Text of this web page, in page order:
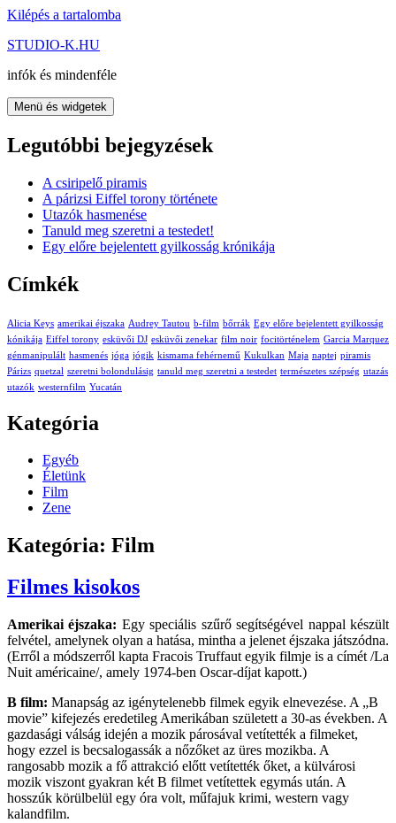
Kilépés a tartalomba
STUDIO-K.HU
infók és mindenféle
Menü és widgetek
Legutóbbi bejegyzések
A csiripelő piramis
A párizsi Eiffel torony története
Utazók hasmenése
Tanuld meg szeretni a testedet!
Egy előre bejelentett gyilkosság krónikája
Címkék
Alicia Keys amerikai éjszaka Audrey Tautou b-film bőrrák Egy előre bejelentett gyilkosság
kónikája Eiffel torony esküvői DJ esküvői zenekar film noir focitörténelem Garcia Marquez
génmanipulált hasmenés jóga jógik kismama fehérnemű Kukulkan Maja naptej piramis
Párizs quetzal szeretni bolondulásig tanuld meg szeretni a testedet természetes szépség utazás
utazók westernfilm Yucatán
Kategória
Egyéb
Életünk
Film
Zene
Kategória: Film
Filmes kisokos
Amerikai éjszaka: Egy speciális szűrő segítségével nappal készült
felvétel, amelynek olyan a hatása, mintha a jelenet éjszaka játszódna.
(Erről a módszerről kapta Fracois Truffaut egyik filmje is a címét /La
Nuit américaine/, amely 1974-ben Oscar-díjat kapott.)
B film: Manapság az igénytelenebb filmek egyik elnevezése. A „B
movie” kifejezés eredetileg Amerikában született a 30-as években. A
gazdasági válság idején a mozik párosával vetítették a filmeket,
hogy ezzel is becsalogassák a nőzőket az üres mozikba. A
rangosabb mozik a fő attrakció előtt vetítették őket, a külvárosi
mozik viszont gyakran két B filmet vetítettek egymás után. A
hosszúk körülbelül egy óra volt, műfajuk krimi, western vagy
kalandfilm.